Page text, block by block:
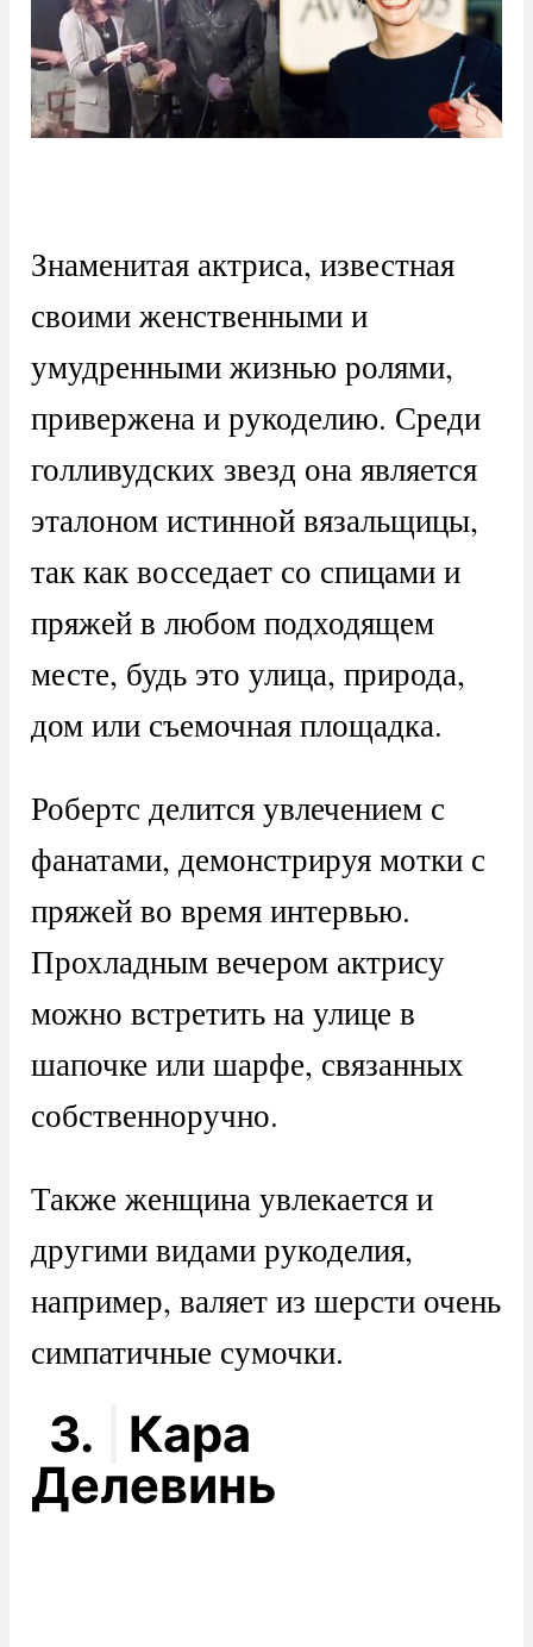
Знаменитая актриса, известная
своими женственными и
умудренными жизнью ролями,
привержена и рукоделию. Среди
голливудских звезд она является
эталоном истинной вязальщицы,
так как восседает со спицами и
пряжей в любом подходящем
месте, будь это улица, природа,
дом или съемочная площадка.
Робертс делится увлечением с
фанатами, демонстрируя мотки с
пряжей во время интервью.
Прохладным вечером актрису
можно встретить на улице в
шапочке или шарфе, связанных
собственноручно.
Также женщина увлекается и
другими видами рукоделия,
например, валяет из шерсти очень
симпатичные сумочки.
3.
Кара
Делевинь